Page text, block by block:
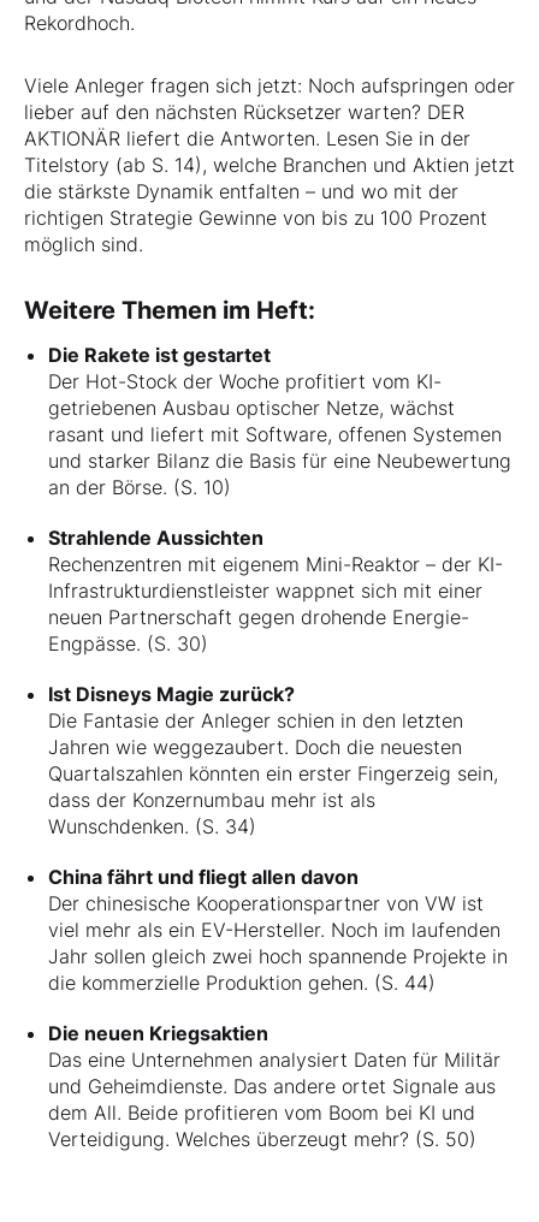
Rekordhoch.
Viele Anleger fragen sich jetzt: Noch aufspringen oder
lieber auf den nächsten Rücksetzer warten? DER
AKTIONÄR liefert die Antworten. Lesen Sie in der
Titelstory (ab S. 14), welche Branchen und Aktien jetzt
die stärkste Dynamik entfalten – und wo mit der
richtigen Strategie Gewinne von bis zu 100 Prozent
möglich sind.
Weitere Themen im Heft:
Die Rakete ist gestartet
Der Hot-Stock der Woche profitiert vom KI-
getriebenen Ausbau optischer Netze, wächst
rasant und liefert mit Software, offenen Systemen
und starker Bilanz die Basis für eine Neubewertung
an der Börse. (S. 10)
Strahlende Aussichten
Rechenzentren mit eigenem Mini-Reaktor – der KI-
Infrastrukturdienstleister wappnet sich mit einer
neuen Partnerschaft gegen drohende Energie-
Engpässe. (S. 30)
Ist Disneys Magie zurück?
Die Fantasie der Anleger schien in den letzten
Jahren wie weggezaubert. Doch die neuesten
Quartalszahlen könnten ein erster Fingerzeig sein,
dass der Konzernumbau mehr ist als
Wunschdenken. (S. 34)
China fährt und fliegt allen davon
Der chinesische Kooperationspartner von VW ist
viel mehr als ein EV-Hersteller. Noch im laufenden
Jahr sollen gleich zwei hoch spannende Projekte in
die kommerzielle Produktion gehen. (S. 44)
Die neuen Kriegsaktien
Das eine Unternehmen analysiert Daten für Militär
und Geheimdienste. Das andere ortet Signale aus
dem All. Beide profitieren vom Boom bei KI und
Verteidigung. Welches überzeugt mehr? (S. 50)